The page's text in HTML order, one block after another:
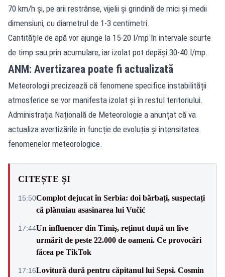
70 km/h și, pe arii restrânse, vijelii și grindină de mici și medii
dimensiuni, cu diametrul de 1-3 centimetri.
Cantitățile de apă vor ajunge la 15-20 l/mp în intervale scurte
de timp sau prin acumulare, iar izolat pot depăși 30-40 l/mp.
ANM: Avertizarea poate fi actualizată
Meteorologii precizează că fenomene specifice instabilității
atmosferice se vor manifesta izolat și în restul teritoriului.
Administrația Națională de Meteorologie a anunțat că va
actualiza avertizările în funcție de evoluția și intensitatea
fenomenelor meteorologice.
CITEȘTE ȘI
15:50Complot dejucat în Serbia: doi bărbați, suspectați
că plănuiau asasinarea lui Vučić
17:44Un influencer din Timiș, reținut după un live
urmărit de peste 22.000 de oameni. Ce provocări
făcea pe TikTok
17:16Lovitură dură pentru căpitanul lui Sepsi. Cosmin